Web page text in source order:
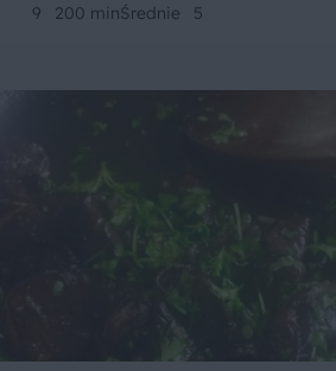
9 200 minŚrednie 5